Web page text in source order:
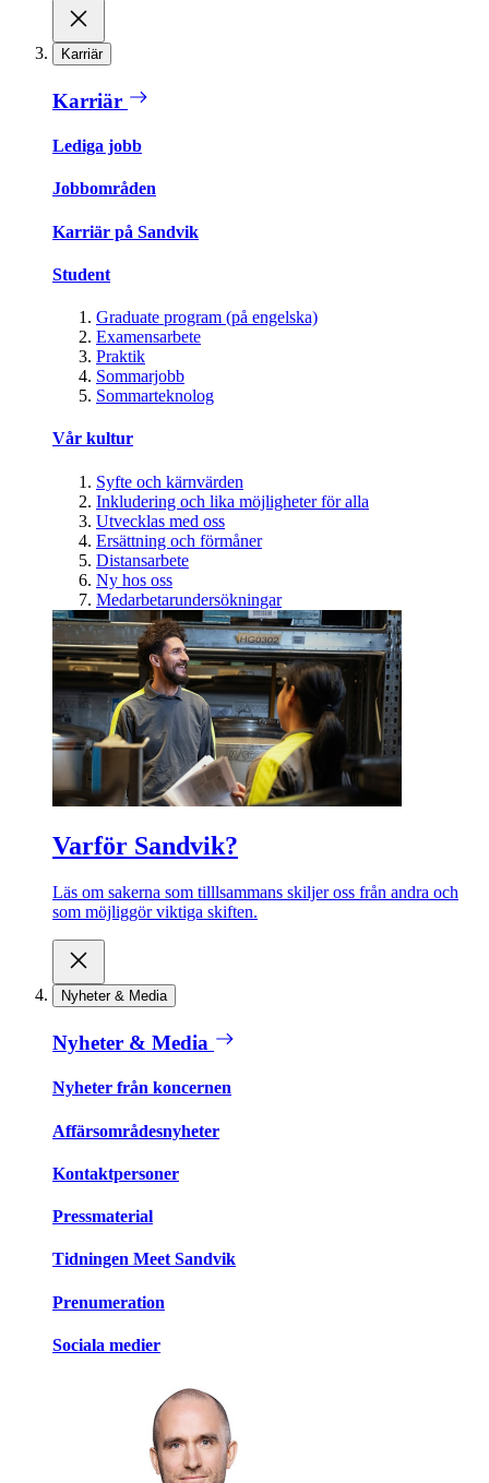
Karriär
Karriär
Lediga jobb
Jobbområden
Karriär på Sandvik
Student
Graduate program (på engelska)
Examensarbete
Praktik
Sommarjobb
Sommarteknolog
Vår kultur
Syfte och kärnvärden
Inkludering och lika möjligheter för alla
Utvecklas med oss
Ersättning och förmåner
Distansarbete
Ny hos oss
Medarbetarundersökningar
Varför Sandvik?
Läs om sakerna som tilllsammans skiljer oss från andra och
som möjliggör viktiga skiften.
Nyheter & Media
Nyheter & Media
Nyheter från koncernen
Affärsområdesnyheter
Kontaktpersoner
Pressmaterial
Tidningen Meet Sandvik
Prenumeration
Sociala medier